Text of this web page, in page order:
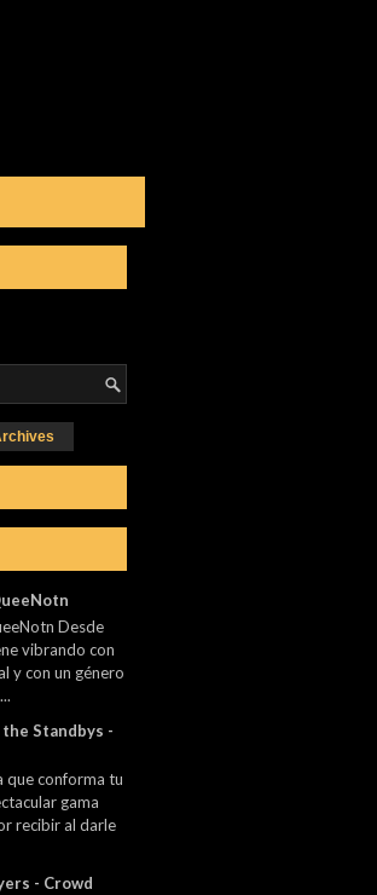
Desde
vibrando con
y con un género
Standbys -
que conforma tu
gama
recibir al darle
- Crowd